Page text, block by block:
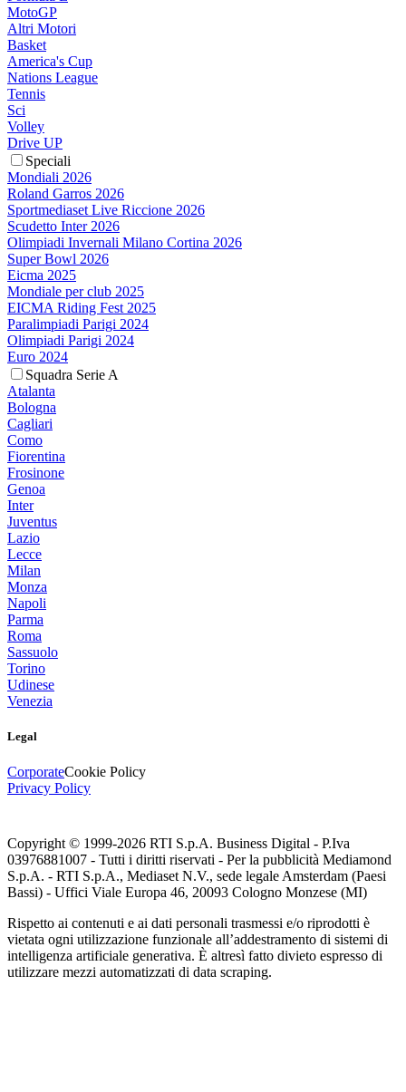
MotoGP
Altri Motori
Basket
America's Cup
Nations League
Tennis
Sci
Volley
Drive UP
Speciali
Mondiali 2026
Roland Garros 2026
Sportmediaset Live Riccione 2026
Scudetto Inter 2026
Olimpiadi Invernali Milano Cortina 2026
Super Bowl 2026
Eicma 2025
Mondiale per club 2025
EICMA Riding Fest 2025
Paralimpiadi Parigi 2024
Olimpiadi Parigi 2024
Euro 2024
Squadra Serie A
Atalanta
Bologna
Cagliari
Como
Fiorentina
Frosinone
Genoa
Inter
Juventus
Lazio
Lecce
Milan
Monza
Napoli
Parma
Roma
Sassuolo
Torino
Udinese
Venezia
Legal
CorporateCookie Policy
Privacy Policy
Copyright © 1999-2026 RTI S.p.A. Business Digital - P.Iva
03976881007 - Tutti i diritti riservati - Per la pubblicità Mediamond
S.p.A. - RTI S.p.A., Mediaset N.V., sede legale Amsterdam (Paesi
Bassi) - Uffici Viale Europa 46, 20093 Cologno Monzese (MI)
Rispetto ai contenuti e ai dati personali trasmessi e/o riprodotti è
vietata ogni utilizzazione funzionale all’addestramento di sistemi di
intelligenza artificiale generativa. È altresì fatto divieto espresso di
utilizzare mezzi automatizzati di data scraping.